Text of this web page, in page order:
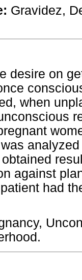
Gravidez,
desire on
when
against
had